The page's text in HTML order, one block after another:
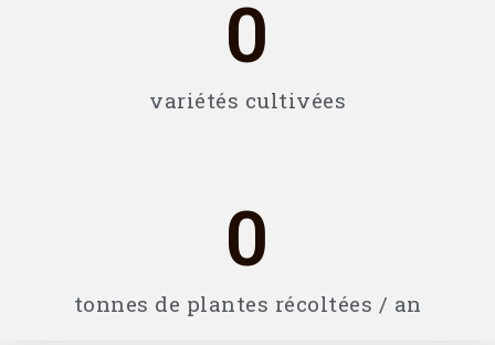
0
variétés cultivées
0
tonnes de plantes récoltées / an